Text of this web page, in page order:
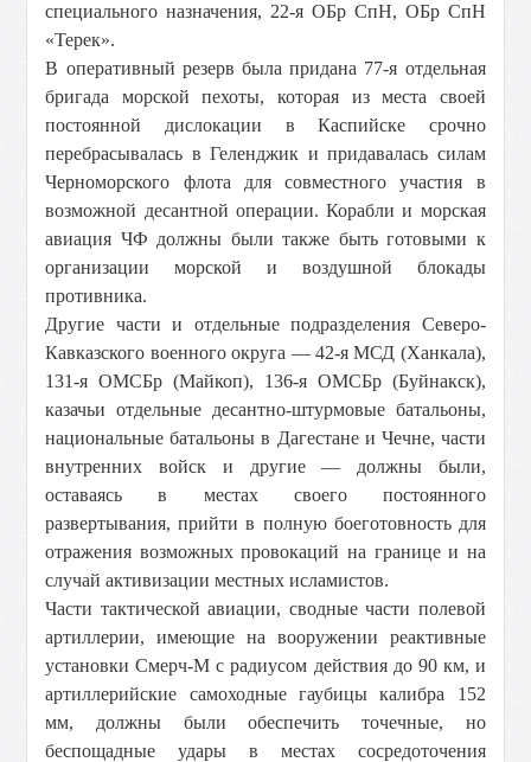
специального назначения, 22-я ОБр СпН, ОБр СпН
«Терек».
В оперативный резерв была придана 77-я отдельная
бригада морской пехоты, которая из места своей
постоянной дислокации в Каспийске срочно
перебрасывалась в Геленджик и придавалась силам
Черноморского флота для совместного участия в
возможной десантной операции. Корабли и морская
авиация ЧФ должны были также быть готовыми к
организации морской и воздушной блокады
противника.
Другие части и отдельные подразделения Северо-
Кавказского военного округа — 42-я МСД (Ханкала),
131-я ОМСБр (Майкоп), 136-я ОМСБр (Буйнакск),
казачьи отдельные десантно-штурмовые батальоны,
национальные батальоны в Дагестане и Чечне, части
внутренних войск и другие — должны были,
оставаясь в местах своего постоянного
развертывания, прийти в полную боеготовность для
отражения возможных провокаций на границе и на
случай активизации местных исламистов.
Части тактической авиации, сводные части полевой
артиллерии, имеющие на вооружении реактивные
установки Смерч-М с радиусом действия до 90 км, и
артиллерийские самоходные гаубицы калибра 152
мм, должны были обеспечить точечные, но
беспощадные удары в местах сосредоточения